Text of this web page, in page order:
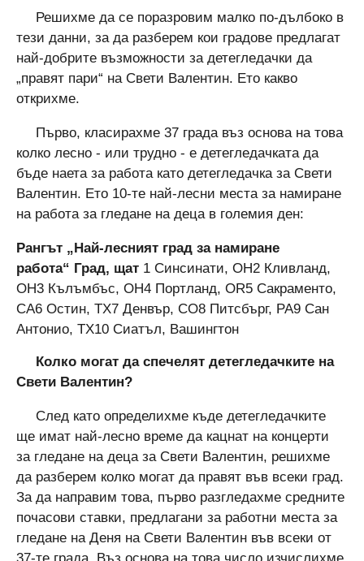
Решихме да се поразровим малко по-дълбоко в
тези данни, за да разберем кои градове предлагат
най-добрите възможности за детегледачки да
„правят пари“ на Свети Валентин. Ето какво
открихме.
Първо, класирахме 37 града въз основа на това
колко лесно - или трудно - е детегледачката да
бъде наета за работа като детегледачка за Свети
Валентин. Ето 10-те най-лесни места за намиране
на работа за гледане на деца в големия ден:
Рангът „Най-лесният град за намиране
работа“ Град, щат 1 Синсинати, OH2 Кливланд,
OH3 Кълъмбъс, OH4 Портланд, OR5 Сакраменто,
CA6 Остин, TX7 Денвър, CO8 Питсбърг, PA9 Сан
Антонио, TX10 Сиатъл, Вашингтон
Колко могат да спечелят детегледачките на
Свети Валентин?
След като определихме къде детегледачките
ще имат най-лесно време да кацнат на концерти
за гледане на деца за Свети Валентин, решихме
да разберем колко могат да правят във всеки град.
За да направим това, първо разгледахме средните
почасови ставки, предлагани за работни места за
гледане на Деня на Свети Валентин във всеки от